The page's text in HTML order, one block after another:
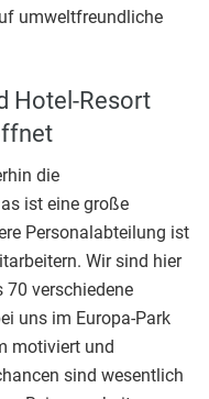
umweltfreundliche
Hotel-Resort
die
ist eine große
Personalabteilung ist
Wir sind hier
70 verschiedene
uns im Europa-Park
motiviert und
sind wesentlich